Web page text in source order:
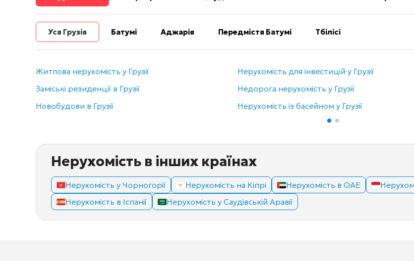
Уся Грузія Батумі Аджарія Передмістя Батумі Тбілісі
Житлова нерухомість у Грузії
Заміські резиденції в Грузії
Новобудови в Грузії
Нерухомість для інвестицій у Грузії
Недорога нерухомість у Грузії
Нерухомість із басейном у Грузії
Нерухомість в інших країнах
Нерухомість у Чорногорії Нерухомість на Кіпрі Нерухомість в ОАЕ
Нерухомість в Іспанії
Нерухомість у Саудівській Аравії